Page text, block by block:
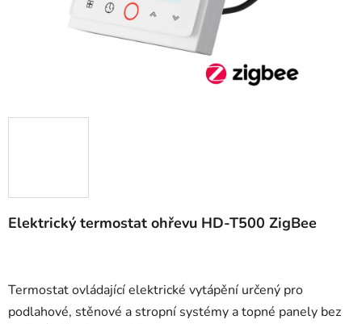
Elektrický termostat ohřevu HD-T500 ZigBee
Termostat ovládající elektrické vytápění určený pro
podlahové, stěnové a stropní systémy a topné panely bez